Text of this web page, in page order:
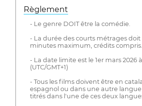
Règlement
- Le genre DOIT être la comédie.
- La durée des courts métrages doit
minutes maximum, crédits compris.
- La date limite est le 1er mars 2026 à
(UTC/GMT+1)
- Tous les films doivent être en
espagnol ou dans une autre langue
titrés dans l'une de ces deux